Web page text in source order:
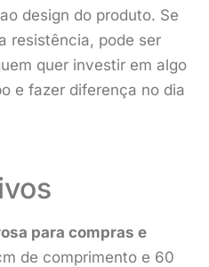
design do produto. Se
resistência, pode ser
quer investir em algo
e fazer diferença no dia
para compras e
de comprimento e 60